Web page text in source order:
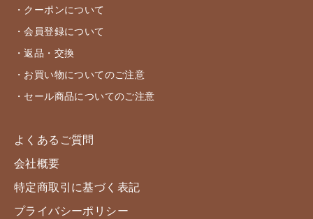
・クーポンについて
・会員登録について
・返品・交換
・お買い物についてのご注意
・セール商品についてのご注意
よくあるご質問
会社概要
特定商取引に基づく表記
プライバシーポリシー